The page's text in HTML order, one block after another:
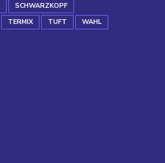
SCHWARZKOPF
TERMIX TUFT
WAHL